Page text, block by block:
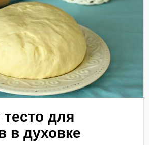
для
в духовке